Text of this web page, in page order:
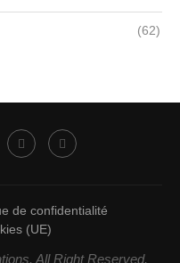
(62)
de confidentialité
(UE)
All Right Reserved.